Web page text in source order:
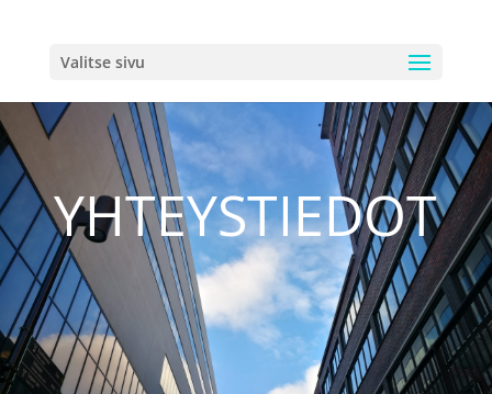
Valitse sivu
YHTEYSTIEDOT